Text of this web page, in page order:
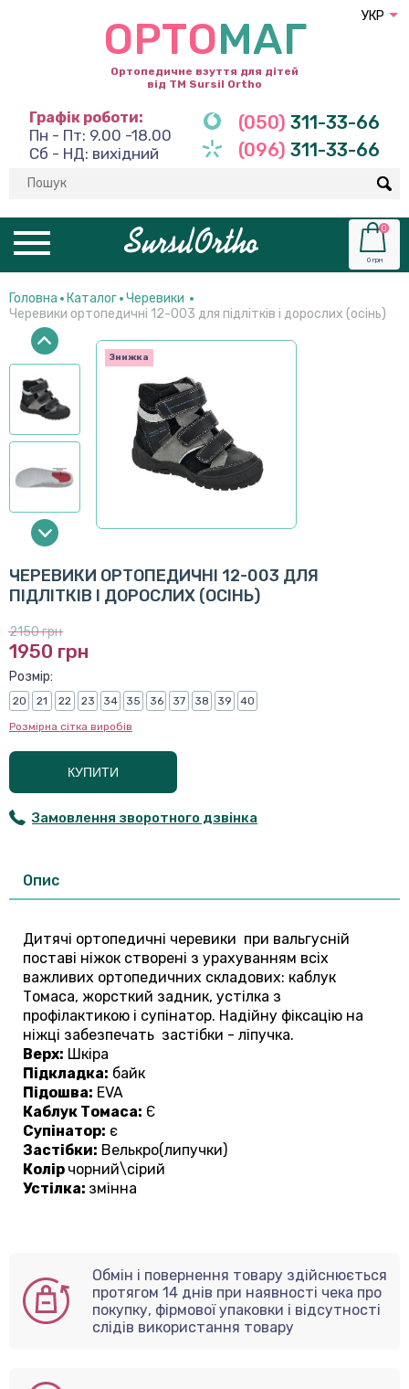
ОРТОМАГ
Ортопедичне взуття для дітей
від ТМ Sursil Ortho
Графік роботи:
Пн - Пт: 9.00 -18.00
Сб - НД: вихідний
(050) 311-33-66
(096) 311-33-66
0
0 грн
УКР
Головна Каталог Черевики
Черевики ортопедичні 12-003 для підлітків і дорослих (осінь)
Знижка
ЧЕРЕВИКИ ОРТОПЕДИЧНІ 12-003 ДЛЯ
ПІДЛІТКІВ І ДОРОСЛИХ (ОСІНЬ)
2150 грн
1950 грн
Розмір:
20 21 22 23 34 35 36 37 38 39
40
Розмірна сітка виробів
КУПИТИ
Замовлення зворотного дзвінка
Опис
Дитячі ортопедичні черевики при вальгусній
поставі ніжок створені з урахуванням всіх
важливих ортопедичних складових: каблук
Томаса, жорсткий задник, устілка з
профілактикою і супінатор. Надійну фіксацію на
ніжці забезпечать застібки - ліпучка.
Верх: Шкіра
Підкладка: байк
Підошва: EVA
Каблук Томаса: Є
Супінатор: є
Застібки: Велькро(липучки)
Колір чорний\сірий
Устілка: змінна
Обмін і повернення товару здійснюється
протягом 14 днів при наявності чека про
покупку, фірмової упаковки і відсутності
слідів використання товару